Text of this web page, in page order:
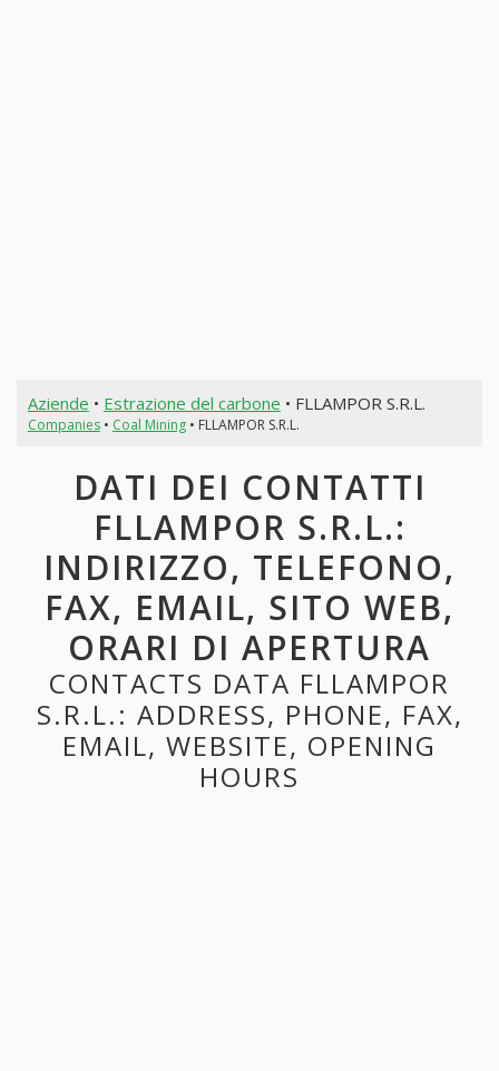
Aziende • Estrazione del carbone • FLLAMPOR S.R.L.
Companies• Coal Mining• FLLAMPOR S.R.L.
DATI DEI CONTATTI
FLLAMPOR S.R.L.:
INDIRIZZO, TELEFONO,
FAX, EMAIL, SITO WEB,
ORARI DI APERTURA
CONTACTS DATA FLLAMPOR
S.R.L.: ADDRESS, PHONE, FAX,
EMAIL, WEBSITE, OPENING
HOURS